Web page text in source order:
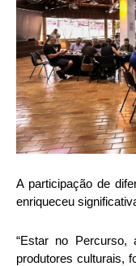
A participação de
enriqueceu
“Estar no
produtores culturais,